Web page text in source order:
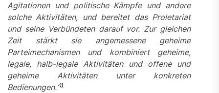
Agitationen und politische Kämpfe und andere
solche Aktivitäten, und bereitet das Proletariat
und seine Verbündeten darauf vor. Zur gleichen
Zeit stärkt sie angemessene
geheime
Parteimechanismen und kombiniert geheime,
legale, halb-legale Aktivitäten
und offene und
geheime Aktivitäten
unter konkreten
Bedienungen.“3